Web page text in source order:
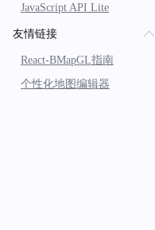
JavaScript API Lite
友情链接
React-BMapGL指南
个性化地图编辑器